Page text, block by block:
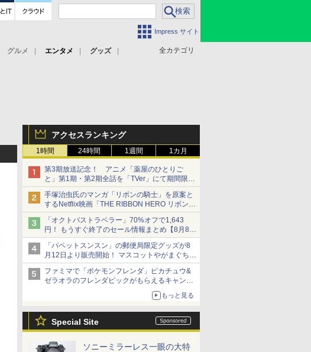
Impress サイト
全カテゴリ
グルメ エンタメ
グッズ
アクセスランキング
1時間 24時間 1週間 1カ月
第3期放送記念！ アニメ「薬屋のひとりご
と」第1期・第2期全話を「TVer」にて期間限定
で順次無料配信開始
手塚治虫氏のマンガ「リボンの騎士」を原案と
するNetflix映画「THE RIBBON HERO リボンヒ
ーロー」本日配信開始
「オクトパストラベラー」70%オフで1,643
円！ もうすぐ終了のセール情報まとめ【8月8日
更新】
ニンテンドーeショップでは「大神 絶景版」が
67%オフで990円
「パペットスンスン」の郵便局限定グッズが8
月12日より販売開始！ マスコットやがまぐち、
レターセットなどが登場
ファミマで「ポケモンフレンダ」ピカチュウ&
ゼラオラのフレンダピックがもらえるキャンペ
もっと見る
Special Site
ソニーミラーレス一眼の大特